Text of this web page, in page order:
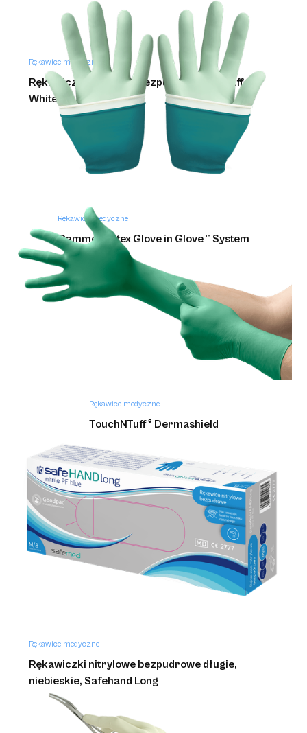
Rękawice medyczne
Rękawiczki nitrylowe bezpudrowe białe Effect
White
Rękawice medyczne
Gammex Latex Glove in Glove ™ System
Rękawice medyczne
TouchNTuff ® Dermashield
Rękawice medyczne
Rękawiczki nitrylowe bezpudrowe długie,
niebieskie, Safehand Long